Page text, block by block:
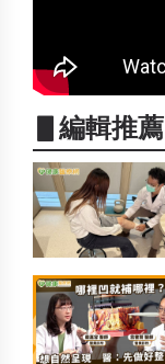
▋編輯推薦